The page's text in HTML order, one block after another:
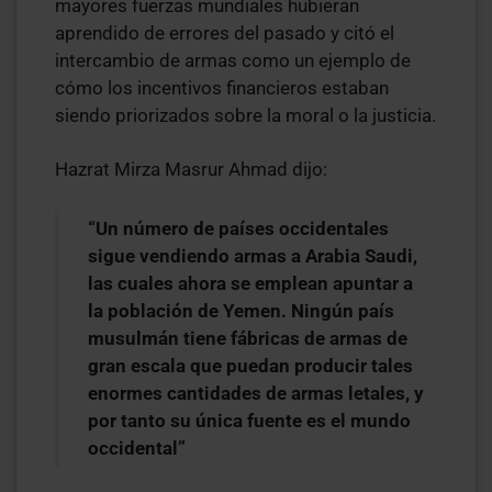
mayores fuerzas mundiales hubieran
aprendido de errores del pasado y citó el
intercambio de armas como un ejemplo de
cómo los incentivos financieros estaban
siendo priorizados sobre la moral o la justicia.
Hazrat Mirza Masrur Ahmad dijo:
“Un número de países occidentales
sigue vendiendo armas a Arabia Saudi,
las cuales ahora se emplean apuntar a
la población de Yemen. Ningún país
musulmán tiene fábricas de armas de
gran escala que puedan producir tales
enormes cantidades de armas letales, y
por tanto su única fuente es el mundo
occidental”